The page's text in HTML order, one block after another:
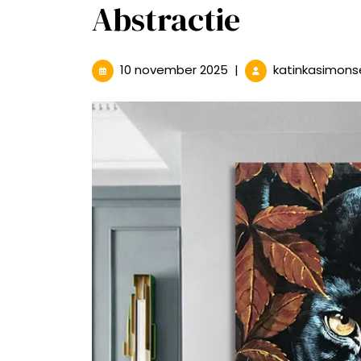
Abstractie
10 november 2025 10
november
2025
|